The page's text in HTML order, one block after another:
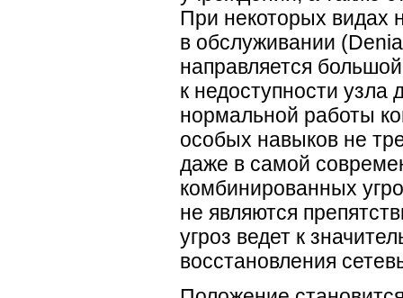
При некоторых видах
в обслуживании
направляется
к недоступности узла
нормальной работы
особых навыков не
даже в самой
комбинированных
не являются
угроз ведет к
восстановления